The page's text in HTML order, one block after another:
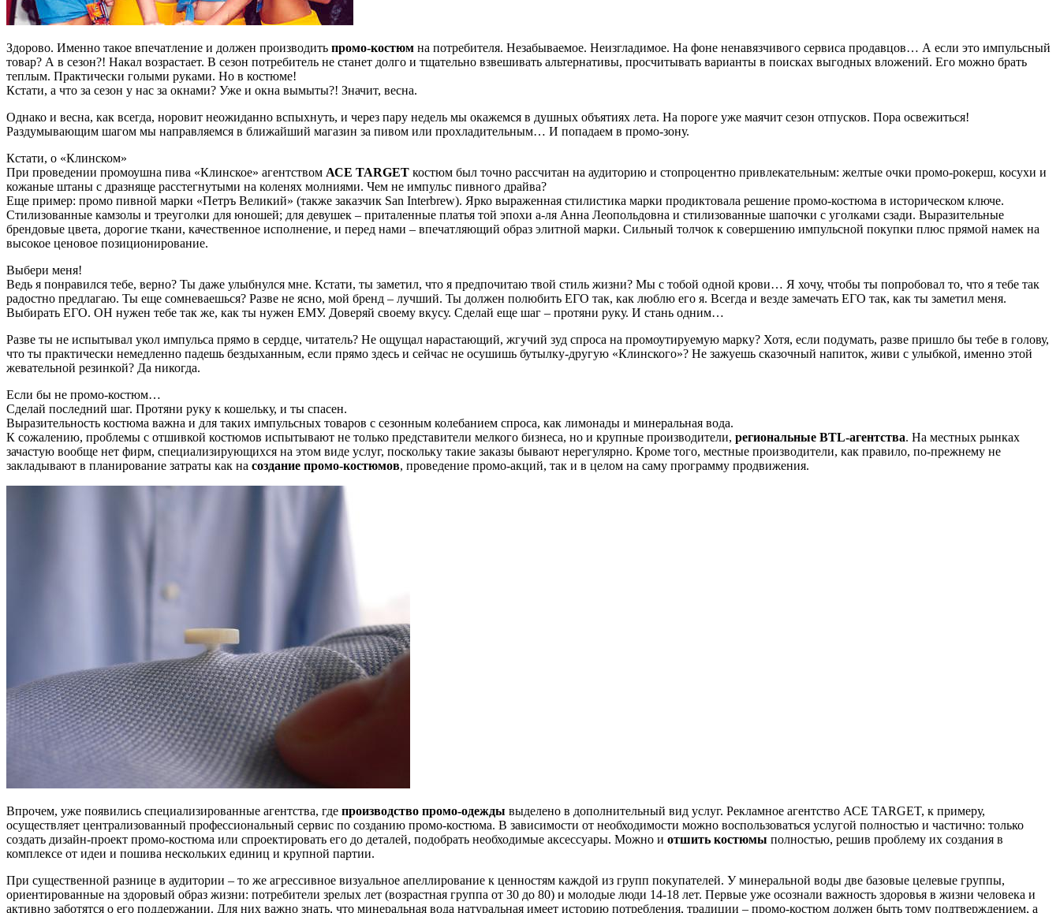
Здорово. Именно такое впечатление и должен производить промо-костюм на потребителя. Незабываемое. Неизгладимое. На фоне ненавязчивого сервиса продавцов… А если это импульсный
товар? А в сезон?! Накал возрастает. В сезон потребитель не станет долго и тщательно взвешивать альтернативы, просчитывать варианты в поисках выгодных вложений. Его можно брать
теплым. Практически голыми руками. Но в костюме!
Кстати, а что за сезон у нас за окнами? Уже и окна вымыты?! Значит, весна.
Однако и весна, как всегда, норовит неожиданно вспыхнуть, и через пару недель мы окажемся в душных объятиях лета. На пороге уже маячит сезон отпусков. Пора освежиться!
Раздумывающим шагом мы направляемся в ближайший магазин за пивом или прохладительным… И попадаем в промо-зону.
Кстати, о «Клинском»
При проведении промоушна пива «Клинское» агентством АСЕ TARGET костюм был точно рассчитан на аудиторию и стопроцентно привлекательным: желтые очки промо-рокерш, косухи и
кожаные штаны с дразняще расстегнутыми на коленях молниями. Чем не импульс пивного драйва?
Еще пример: промо пивной марки «Петръ Великий» (также заказчик San Interbrew). Ярко выраженная стилистика марки продиктовала решение промо-костюма в историческом ключе.
Стилизованные камзолы и треуголки для юношей; для девушек – приталенные платья той эпохи а-ля Анна Леопольдовна и стилизованные шапочки с уголками сзади. Выразительные
брендовые цвета, дорогие ткани, качественное исполнение, и перед нами – впечатляющий образ элитной марки. Сильный толчок к совершению импульсной покупки плюс прямой намек на
высокое ценовое позиционирование.
Выбери меня!
Ведь я понравился тебе, верно? Ты даже улыбнулся мне. Кстати, ты заметил, что я предпочитаю твой стиль жизни? Мы с тобой одной крови… Я хочу, чтобы ты попробовал то, что я тебе так
радостно предлагаю. Ты еще сомневаешься? Разве не ясно, мой бренд – лучший. Ты должен полюбить ЕГО так, как люблю его я. Всегда и везде замечать ЕГО так, как ты заметил меня.
Выбирать ЕГО. ОН нужен тебе так же, как ты нужен ЕМУ. Доверяй своему вкусу. Сделай еще шаг – протяни руку. И стань одним…
Разве ты не испытывал укол импульса прямо в сердце, читатель? Не ощущал нарастающий, жгучий зуд спроса на промоутируемую марку? Хотя, если подумать, разве пришло бы тебе в голову,
что ты практически немедленно падешь бездыханным, если прямо здесь и сейчас не осушишь бутылку-другую «Клинского»? Не зажуешь сказочный напиток, живи с улыбкой, именно этой
жевательной резинкой? Да никогда.
Если бы не промо-костюм…
Сделай последний шаг. Протяни руку к кошельку, и ты спасен.
Выразительность костюма важна и для таких импульсных товаров с сезонным колебанием спроса, как лимонады и минеральная вода.
К сожалению, проблемы с отшивкой костюмов испытывают не только представители мелкого бизнеса, но и крупные производители, региональные BTL-агентства. На местных рынках
зачастую вообще нет фирм, специализирующихся на этом виде услуг, поскольку такие заказы бывают нерегулярно. Кроме того, местные производители, как правило, по-прежнему не
закладывают в планирование затраты как на создание промо-костюмов, проведение промо-акций, так и в целом на саму программу продвижения.
Впрочем, уже появились специализированные агентства, где производство промо-одежды выделено в дополнительный вид услуг. Рекламное агентство АСЕ TARGET, к примеру,
осуществляет централизованный профессиональный сервис по созданию промо-костюма. В зависимости от необходимости можно воспользоваться услугой полностью и частично: только
создать дизайн-проект промо-костюма или спроектировать его до деталей, подобрать необходимые аксессуары. Можно и отшить костюмы полностью, решив проблему их создания в
комплексе от идеи и пошива нескольких единиц и крупной партии.
При существенной разнице в аудитории – то же агрессивное визуальное апеллирование к ценностям каждой из групп покупателей. У минеральной воды две базовые целевые группы,
ориентированные на здоровый образ жизни: потребители зрелых лет (возрастная группа от 30 до 80) и молодые люди 14-18 лет. Первые уже осознали важность здоровья в жизни человека и
активно заботятся о его поддержании. Для них важно знать, что минеральная вода натуральная имеет историю потребления, традиции – промо-костюм должен быть тому подтверждением, а